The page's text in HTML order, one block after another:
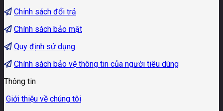
Chính sách đổi trả
Chính sách bảo mật
Quy định sử dụng
Chính sách bảo vệ thông tin của người tiêu dùng
Thông tin
Giới thiệu về chúng tôi